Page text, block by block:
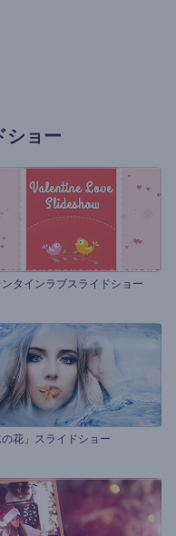
ショー
ンタインラブスライドショー
の花」スライドショー